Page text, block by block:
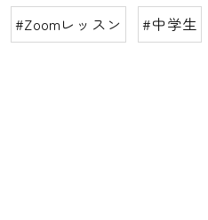
#Zoomレッスン #中学生